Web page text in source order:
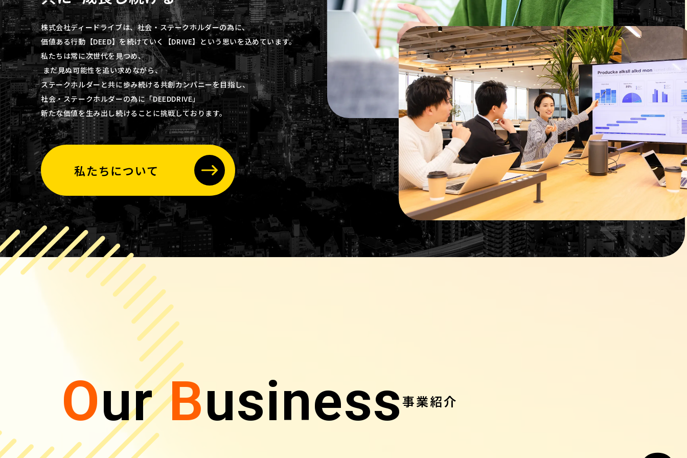
株式会社ディードライブは、社会・ステークホルダーの為に、
価値ある行動【DEED】を続けていく【DRIVE】という思いを込めています。
私たちは常に次世代を見つめ、
まだ見ぬ可能性を追い求めながら、
ステークホルダーと共に歩み続ける共創カンパニーを目指し、
社会・ステークホルダーの為に「DEEDDRIVE」
新たな価値を生み出し続けることに挑戦しております。
私たちについて
OurBusiness事業紹介